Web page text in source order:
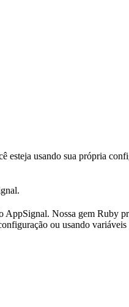
esteja usando sua própria
AppSignal. Nossa gem Ruby
ou usando variáveis